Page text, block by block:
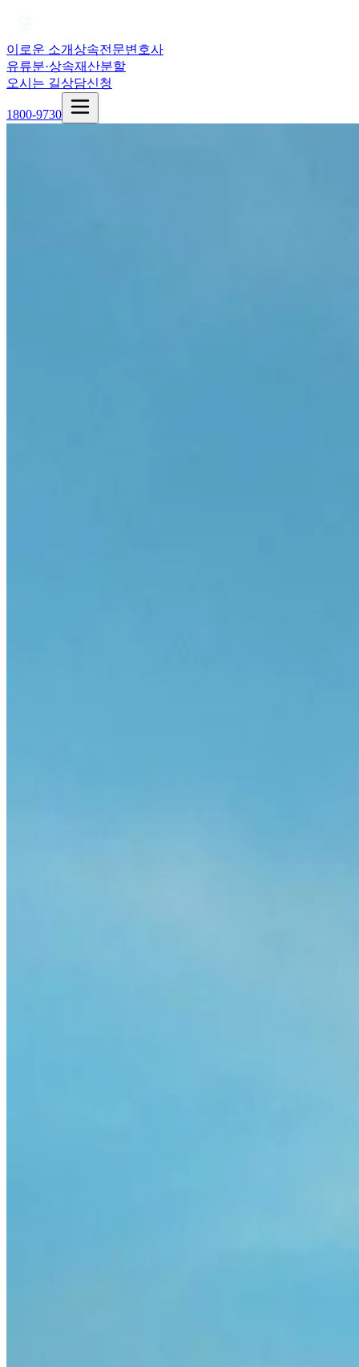
이로운 소개상속전문변호사
유류분·상속재산분할
오시는 길상담신청
1800-9730